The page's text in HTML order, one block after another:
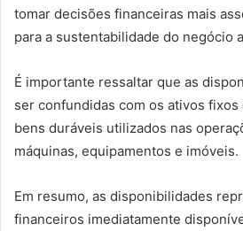
tomar decisões financeiras mais
para a sustentabilidade do negócio
É importante ressaltar que as
ser confundidas com os ativos fixos
bens duráveis utilizados nas
máquinas, equipamentos e imóveis.
Em resumo, as disponibilidades
financeiros imediatamente